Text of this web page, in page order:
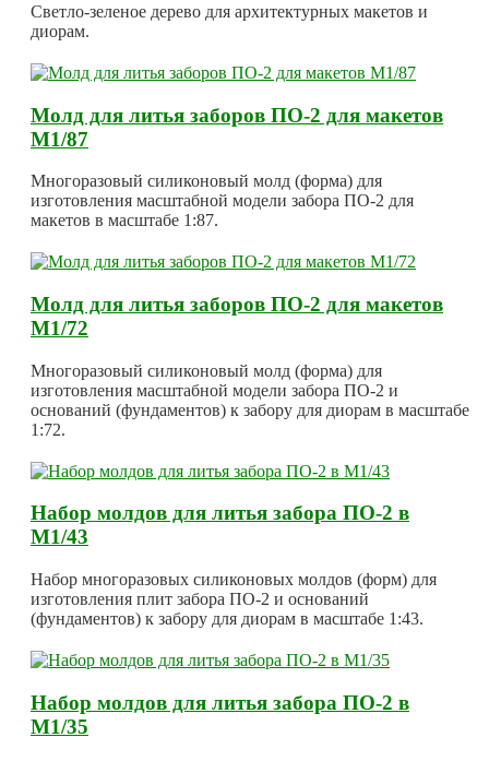
Светло-зеленое дерево для архитектурных макетов и
диорам.
Молд для литья заборов ПО-2 для макетов
М1/87
Многоразовый силиконовый молд (форма) для
изготовления масштабной модели забора ПО-2 для
макетов в масштабе 1:87.
Молд для литья заборов ПО-2 для макетов
М1/72
Многоразовый силиконовый молд (форма) для
изготовления масштабной модели забора ПО-2 и
оснований (фундаментов) к забору для диорам в масштабе
1:72.
Набор молдов для литья забора ПО-2 в
М1/43
Набор многоразовых силиконовых молдов (форм) для
изготовления плит забора ПО-2 и оснований
(фундаментов) к забору для диорам в масштабе 1:43.
Набор молдов для литья забора ПО-2 в
М1/35